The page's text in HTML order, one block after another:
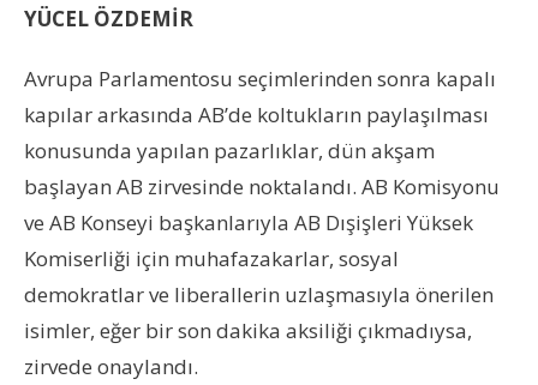
YÜCEL ÖZDEMİR
Avrupa Parlamentosu seçimlerinden sonra kapalı
kapılar arkasında AB’de koltukların paylaşılması
konusunda yapılan pazarlıklar, dün akşam
başlayan AB zirvesinde noktalandı. AB Komisyonu
ve AB Konseyi başkanlarıyla AB Dışişleri Yüksek
Komiserliği için muhafazakarlar, sosyal
demokratlar ve liberallerin uzlaşmasıyla önerilen
isimler, eğer bir son dakika aksiliği çıkmadıysa,
zirvede onaylandı.